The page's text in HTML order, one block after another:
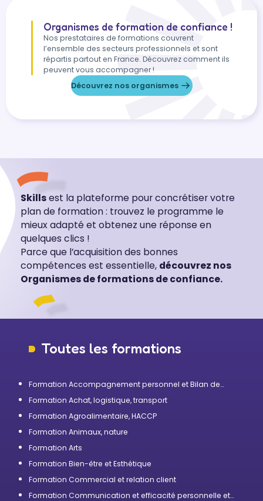
Organismes de formation de confiance !
Nos prestataires de formations couvrent
l’ensemble des secteurs professionnels et sont
répartis partout en France. Découvrez comment ils
peuvent vous accompagner !
Découvrez nos organismes
Skillsest la plateforme pour concrétiser votre
plan de formation : trouvez le programme le
mieux adapté et obtenez une réponse en
quelques clics !
Parce que l’acquisition des bonnes
compétences est essentielle, découvrez nos
Organismes de formations de confiance.
Toutes les formations
Formation Accompagnement personnel et Bilan de
Formation Achat, logistique, transport
Formation Agroalimentaire, HACCP
Formation Animaux, nature
Formation Arts
Formation Bien-être et Esthétique
Formation Commercial et relation client
Formation Communication et efficacité personnelle et